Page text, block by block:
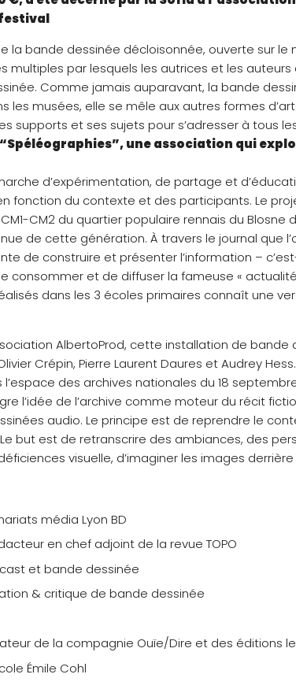
la bande dessinée décloisonnée, ouverte sur
multiples par lesquels les autrices et les
Comme jamais auparavant, la bande
les musées, elle se mêle aux autres formes
supports et ses sujets pour s’adresser à tous
“Spéléographies”, une association qui
d’expérimentation, de partage et
fonction du contexte et des participants. Le
CM2 du quartier populaire rennais du Blosne
de cette génération. À travers le journal que
de construire et présenter l’information –
consommer et de diffuser la fameuse «
dans les 3 écoles primaires connaît une
AlbertoProd, cette installation de
Crépin, Pierre Laurent Daures et Audrey
des archives nationales du 18
l’idée de l’archive comme moteur du récit
audio. Le principe est de reprendre le
but est de retranscrire des ambiances, des
visuelle, d’imaginer les images derrière
média Lyon BD
en chef adjoint de la revue TOPO
et bande dessinée
& critique de bande dessinée
de la compagnie Ouïe/Dire et des éditions
Émile Cohl